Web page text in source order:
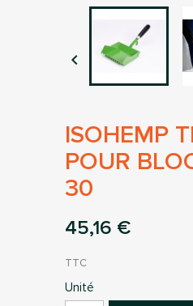

ISOHEMP
POUR
30
45,16 €
TTC
Unité